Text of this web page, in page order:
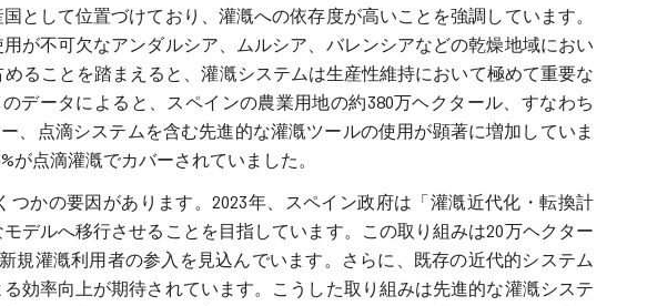
として位置づけており、灌漑への依存度が高いことを強調しています。
が不可欠なアンダルシア、ムルシア、バレンシアなどの乾燥地域におい
ることを踏まえると、灌漑システムは生産性維持において極めて重要な
データによると、スペインの農業用地の約380万ヘクタール、すなわち
、点滴システムを含む先進的な灌漑ツールの使用が顕著に増加していま
が点滴灌漑でカバーされていました。
かの要因があります。2023年、スペイン政府は「灌漑近代化・転換計
デルへ移行させることを目指しています。この取り組みは20万ヘクター
規灌漑利用者の参入を見込んでいます。さらに、既存の近代的システム
効率向上が期待されています。こうした取り組みは先進的な灌漑システ